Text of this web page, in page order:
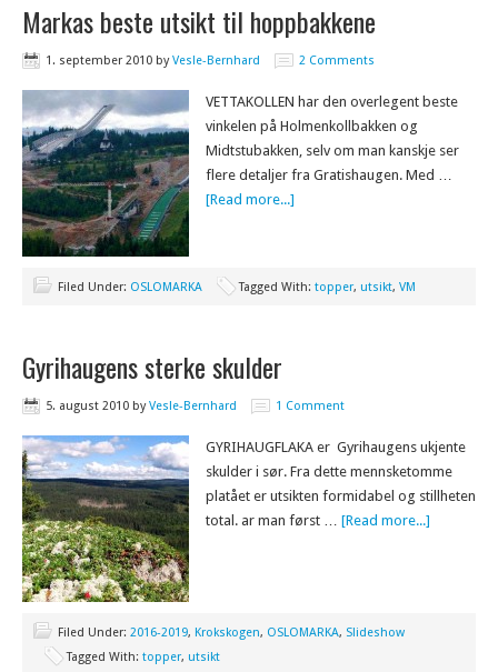
Markas beste utsikt til hoppbakkene
1. september 2010 byVesle-Bernhard 2 Comments
VETTAKOLLEN har den overlegent beste
vinkelen på Holmenkollbakken og
Midtstubakken, selv om man kanskje ser
flere detaljer fra Gratishaugen. Med …
[Read more...]
Filed Under: OSLOMARKA Tagged With: topper, utsikt, VM
Gyrihaugens sterke skulder
5. august 2010 byVesle-Bernhard 1 Comment
GYRIHAUGFLAKA er Gyrihaugens ukjente
skulder i sør. Fra dette mennsketomme
platået er utsikten formidabel og stillheten
total. ar man først … [Read more...]
Filed Under: 2016-2019, Krokskogen, OSLOMARKA, Slideshow
Tagged With: topper, utsikt